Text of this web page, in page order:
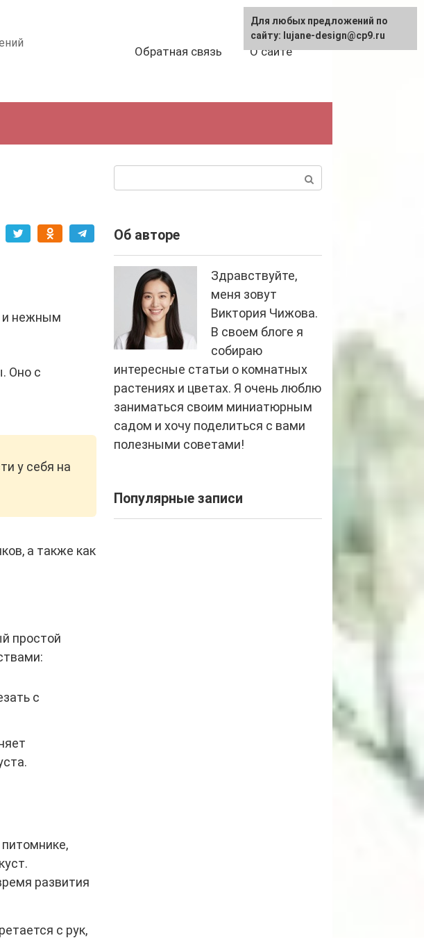
Обратная связь О сайте
и нежным
Оно с
у себя на
а также как
простой
с
развития
с рук,
Об авторе
Здравствуйте,
меня зовут
Виктория Чижова.
В своем блоге я
собираю
интересные статьи о комнатных
растениях и цветах. Я очень люблю
заниматься своим миниатюрным
садом и хочу поделиться с вами
полезными советами!
Популярные записи
Для любых предложений по
сайту: lujane-design@cp9.ru